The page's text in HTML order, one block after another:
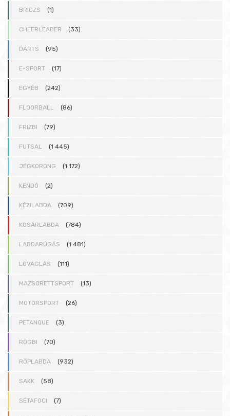
BRIDZS (1)
CHEERLEADER (33)
DARTS (95)
E-SPORT (17)
EGYÉB (242)
FLOORBALL (86)
FRIZBI (79)
FUTSAL (1 445)
JÉGKORONG (1 172)
KENDÓ (2)
KÉZILABDA (709)
KOSÁRLABDA (784)
LABDARÚGÁS (1 481)
LOVAGLÁS (111)
MAZSORETTSPORT (13)
MOTORSPORT (26)
PETANQUE (3)
RÖGBI (70)
RÖPLABDA (932)
SAKK (58)
SÉTAFOCI (7)